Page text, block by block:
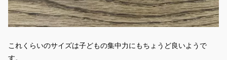
これくらいのサイズは子どもの集中力にもちょうど良いようで
す。